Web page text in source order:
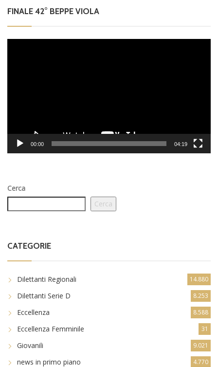
FINALE 42° BEPPE VIOLA
00:00 04:19
Cerca
Cerca
CATEGORIE
Dilettanti Regionali 14.880
Dilettanti Serie D 8.253
Eccellenza 8.588
Eccellenza Femminile 31
Giovanili 9.021
news in primo piano 4.770